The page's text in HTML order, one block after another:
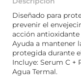
Diseñado para
prevenir el
acción
Ayuda a mantener
protegida durante
Incluye: Serum C +
Agua Termal.